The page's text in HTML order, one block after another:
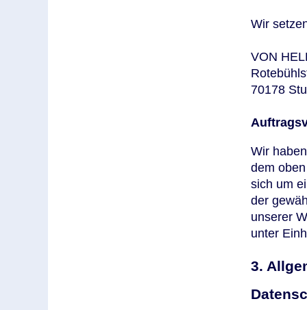
Wir
VON
70178
Wir
dem
sich um
der
unserer
unter
3.